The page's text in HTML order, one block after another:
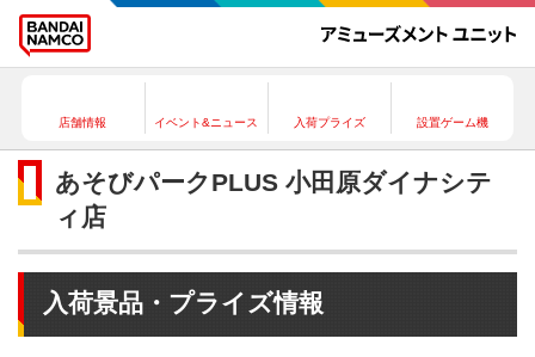
店舗情報 イベント&ニュース 入荷プライズ 設置ゲーム機
あそびパークPLUS 小田原ダイナシテ
ィ店
入荷景品・プライズ情報